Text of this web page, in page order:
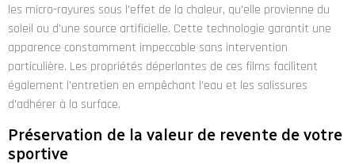
les micro-rayures sous l'effet de la chaleur, qu'elle provienne du
soleil ou d'une source artificielle. Cette technologie garantit une
apparence constamment impeccable sans intervention
particulière. Les propriétés déperlantes de ces films facilitent
également l'entretien en empêchant l'eau et les salissures
d'adhérer à la surface.
Préservation de la valeur de revente de votre
sportive